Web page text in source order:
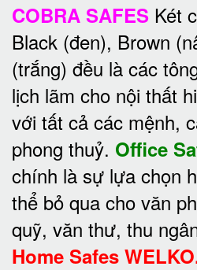
COBRA SAFES Két
Black (đen), Brown
(trắng) đều là các
lịch lãm cho nội thất
với tất cả các mệnh,
phong thuỷ. Office
chính là sự lựa chọn
thể bỏ qua cho văn
quỹ, văn thư, thu
Home Safes